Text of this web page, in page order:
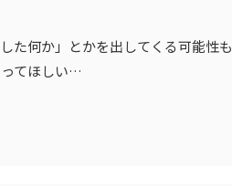
た何か」とかを出してくる可能性も
てほしい…